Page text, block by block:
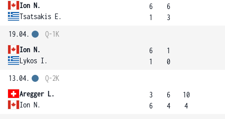
Ion N.
Tsatsakis E.
6
1
6
3
19.04.
Ion N.
Lykos I.
Q-1K
6
1
1
0
13.04.
Aregger L.
Ion N.
Q-2K
3
6
6
4
10
4